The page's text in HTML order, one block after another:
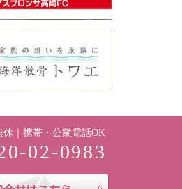
休｜携帯・公衆電話OK
02-0983